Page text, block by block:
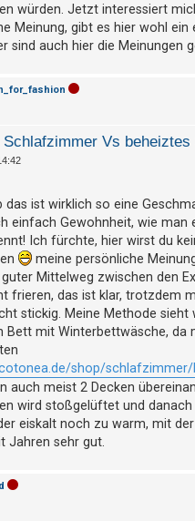
würden. Jetzt interessiert
Meinung, gibt es hier wohl ein
sind auch hier die Meinungen
Schlafzimmer Vs
das ist wirklich so eine
einfach Gewohnheit, wie man
Ich fürchte, hier wirst du
meine persönliche
Mittelweg zwischen den
frieren, das ist klar, trotzdem
stickig. Meine Methode sieht
Bett mit Winterbettwäsche, da
shop/
auch meist 2 Decken
wird stoßgelüftet und danach
eiskalt noch zu warm, mit
Jahren sehr gut.